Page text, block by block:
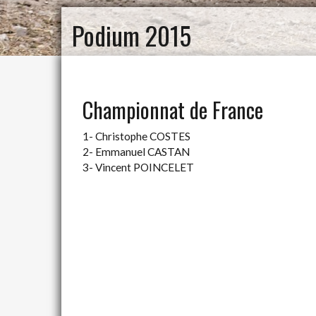
Podium 2015
Championnat de France
1- Christophe COSTES
2- Emmanuel CASTAN
3- Vincent POINCELET